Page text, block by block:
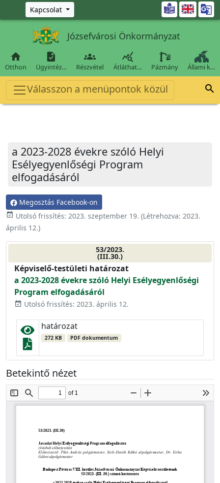
Ugrás a fő tartalomra
Kapcsolat 
Józsefvárosi Önkormányzat

Otthon

Ügyintéz…

Részvétel

Átláthat… Pázmány Állami k…
Válasszon a menüpontok közül 
a 2023-2028 évekre szóló Helyi
Esélyegyenlőségi Program
elfogadásáról
Megosztás Facebook-on
event_available Utolsó frissítés: 2023. szeptember 19. (Létrehozva: 2023.
április 12.)
53/2023.
(III.30.)
Képviselő-testületi határozat
a 2023-2028 évekre szóló Helyi Esélyegyenlőségi
Program elfogadásáról
event_available Utolsó frissítés: 2023. április 12.
határozat
272 KB PDF dokumentum
Betekintő nézet